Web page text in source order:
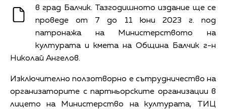
в град Балчик. Тазгодишното издание ще се
проведе от 7 до 11 юни 2023 г. под
патронажа на Министерството на
културата и кмета на Община Балчик г-н
Николай Ангелов.
Изключително ползотворно е сътрудничество на
организаторите с партньорските организации в
лицето на Министерство на културата, ТИЦ